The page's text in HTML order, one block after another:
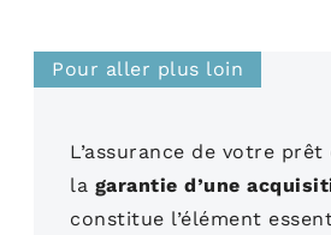
Pour aller plus loin
L’assurance de votre prêt
la garantie d’une
constitue l’élément